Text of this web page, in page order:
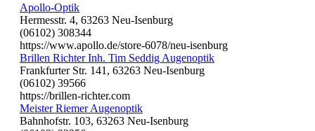
Apollo-Optik
Hermesstr. 4, 63263 Neu-Isenburg
(06102) 308344
https://www.apollo.de/store-6078/neu-isenburg
Brillen Richter Inh. Tim Seddig Augenoptik
Frankfurter Str. 141, 63263 Neu-Isenburg
(06102) 39566
https://brillen-richter.com
Meister Riemer Augenoptik
Bahnhofstr. 103, 63263 Neu-Isenburg